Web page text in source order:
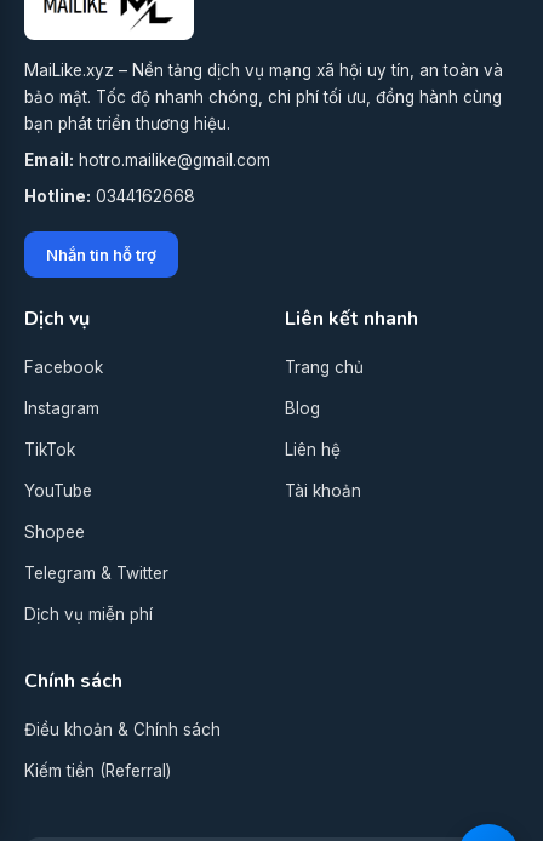
MaiLike.xyz – Nền tảng dịch vụ mạng xã hội uy tín, an toàn và
bảo mật. Tốc độ nhanh chóng, chi phí tối ưu, đồng hành cùng
bạn phát triển thương hiệu.
Email: hotro.mailike@gmail.com
Hotline: 0344162668
Nhắn tin hỗ trợ
Dịch vụ
Facebook
Instagram
TikTok
YouTube
Shopee
Telegram & Twitter
Dịch vụ miễn phí
Liên kết nhanh
Trang chủ
Blog
Liên hệ
Tài khoản
Chính sách
Điều khoản & Chính sách
Kiếm tiền (Referral)